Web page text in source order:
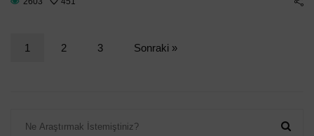
1 2 3 Sonraki »